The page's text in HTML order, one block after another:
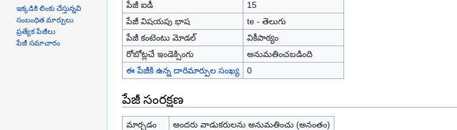
పేజీ ఐడీ
15
పేజీ విషయపు భాష
te - తెలుగు
పేజీ కంటెంటు మోడల్
వికీపాఠ్యం
రోబోట్లచే ఇండెక్సింగు
అనుమతించబడింది
ఈ పేజీకి ఉన్న దారిమార్పుల సంఖ్య
0
పేజీ సంరక్షణ
మార్చడం
అందరు వాడుకరులను అనుమతించు (అనంతం)
ఇక్కడికి లింకు చేస్తున్నవి
సంబంధిత మార్పులు
ప్రత్యేక పేజీలు
పేజీ సమాచారం